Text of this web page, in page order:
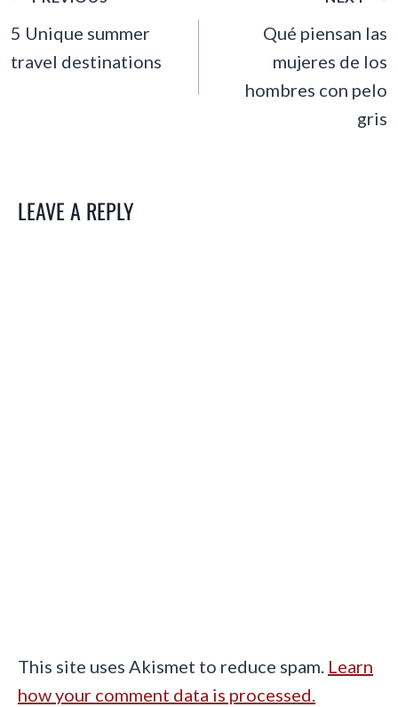
NAVIGATION
5 Unique summer
travel destinations
Qué piensan las
mujeres de los
hombres con pelo
gris
LEAVE A REPLY
This site uses Akismet to reduce spam. Learn
how your comment data is processed.